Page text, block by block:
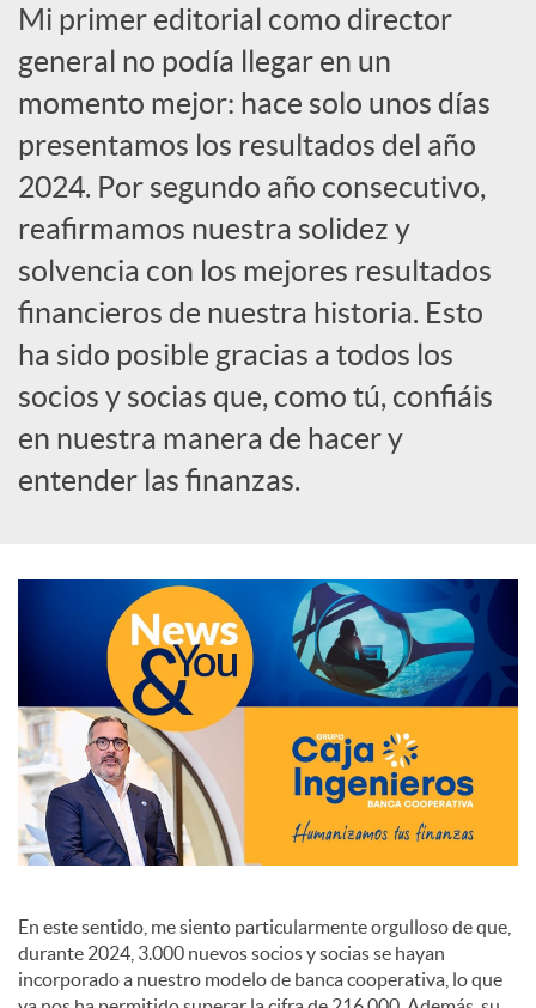
e
n
R
e
d
e
s
S
o
c
i
a
l
Mi primer editorial como director
general no podía llegar en un
momento mejor: hace solo unos días
presentamos los resultados del año
2024. Por segundo año consecutivo,
reafirmamos nuestra solidez y
solvencia con los mejores resultados
financieros de nuestra historia. Esto
ha sido posible gracias a todos los
socios y socias que, como tú, confiáis
en nuestra manera de hacer y
entender las finanzas.
En este sentido, me siento particularmente orgulloso de que,
durante 2024, 3.000 nuevos socios y socias se hayan
incorporado a nuestro modelo de banca cooperativa, lo que